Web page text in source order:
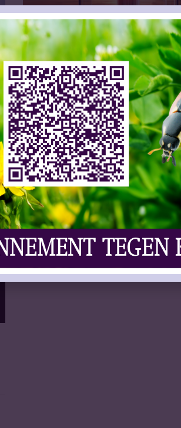
Beyoncé lanceert whisky SirDavis
Slijtersvakblad 27 Aug 2024
Ze is zangeres, songwriter, actrice
ontwerpster. Ze won tientallen
heeft al meer ...Lees meer